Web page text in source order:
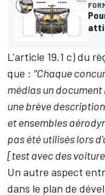
L'article 19.1 c) du
que : "Chaque
médias un
une brève
et ensembles
pas été utilisés lors
[test avec des
Un autre aspect
dans le plan de